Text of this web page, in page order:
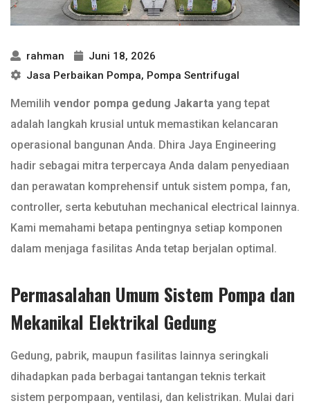
rahman
Juni 18, 2026
Jasa Perbaikan Pompa, Pompa Sentrifugal
Memilih vendor pompa gedung Jakarta yang tepat
adalah langkah krusial untuk memastikan kelancaran
operasional bangunan Anda. Dhira Jaya Engineering
hadir sebagai mitra terpercaya Anda dalam penyediaan
dan perawatan komprehensif untuk sistem pompa, fan,
controller, serta kebutuhan mechanical electrical lainnya.
Kami memahami betapa pentingnya setiap komponen
dalam menjaga fasilitas Anda tetap berjalan optimal.
Permasalahan Umum Sistem Pompa dan
Mekanikal Elektrikal Gedung
Gedung, pabrik, maupun fasilitas lainnya seringkali
dihadapkan pada berbagai tantangan teknis terkait
sistem perpompaan, ventilasi, dan kelistrikan. Mulai dari